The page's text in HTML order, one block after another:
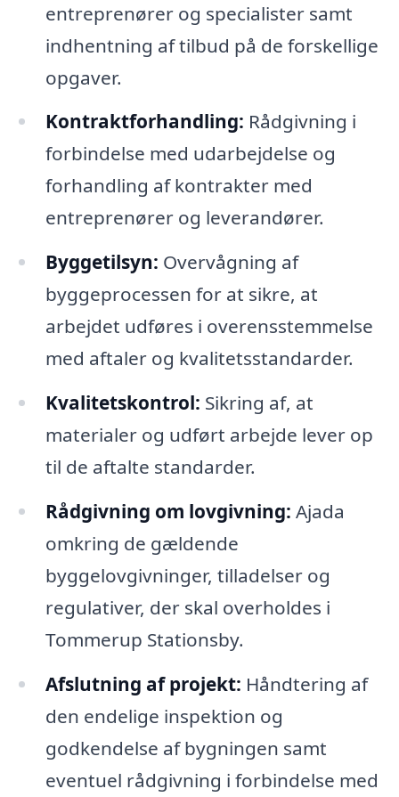
entreprenører og specialister samt
indhentning af tilbud på de forskellige
opgaver.
Kontraktforhandling: Rådgivning i
forbindelse med udarbejdelse og
forhandling af kontrakter med
entreprenører og leverandører.
Byggetilsyn: Overvågning af
byggeprocessen for at sikre, at
arbejdet udføres i overensstemmelse
med aftaler og kvalitetsstandarder.
Kvalitetskontrol: Sikring af, at
materialer og udført arbejde lever op
til de aftalte standarder.
Rådgivning om lovgivning: Ajada
omkring de gældende
byggelovgivninger, tilladelser og
regulativer, der skal overholdes i
Tommerup Stationsby.
Afslutning af projekt: Håndtering af
den endelige inspektion og
godkendelse af bygningen samt
eventuel rådgivning i forbindelse med